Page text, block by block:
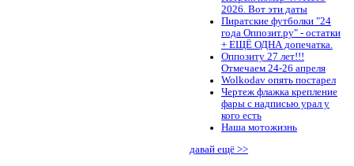
2026. Вот эти даты
Пиратские футболки "24
года Оппозит.ру" - остатки
+ ЕЩЁ ОДНА допечатка.
Оппозиту 27 лет!!!
Отмечаем 24-26 апреля
Wolkodav опять постарел
Чертеж флажка крепление
фары с надписью урал у
кого есть
Наша мотожизнь
давай ещё >>